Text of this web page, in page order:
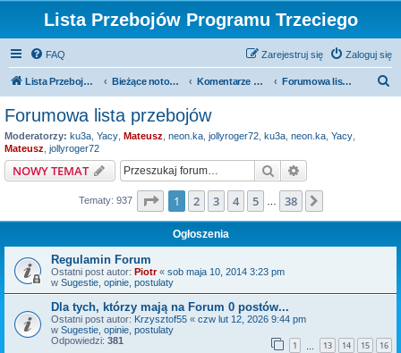
Lista Przebojów Programu Trzeciego
FAQ Zaloguj się
Zarejestruj się
Lista Przebojów Programu Trzeciego Bieżące notowania Komentarze do bieżących notowań Forumowa lista przebojów
Forumowa lista przebojów
Moderatorzy: ku3a Yacy Mateusz neon.ka jollyroger72 ku3a neon.ka Yacy
Mateusz jollyroger72
NOWY TEMAT Szukaj
Tematy: 937 Strona1 z38
1 2 3 4 5 38
Ogłoszenia
Regulamin Forum
Ostatni post autor: Piotr« sob maja 10, 2014 3:23 pm
w Sugestie, opinie, postulaty
Dla tych, którzy mają na Forum 0 postów...
Ostatni post autor: Krzysztof55 « czw lut 12, 2026 9:44 pm
w Sugestie, opinie, postulaty
Odpowiedzi: 381 1 13 14 15 16